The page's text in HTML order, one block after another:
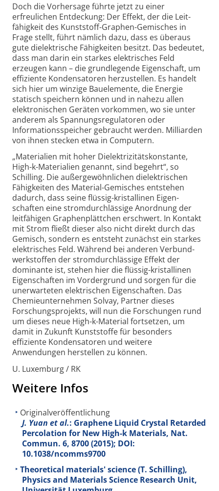
Doch die Vorhersage führte jetzt zu einer
erfreulichen Entdeckung: Der Effekt, der die Leit­
fähigkeit des Kunst­stoff-Graphen-Gemisches in
Frage stellt, führt nämlich dazu, dass es überaus
gute dielek­trische Fähig­keiten besitzt. Das bedeutet,
dass man darin ein starkes elektrisches Feld
erzeugen kann – die grund­legende Eigen­schaft, um
effiziente Konden­satoren herzustellen. Es handelt
sich hier um winzige Bauelemente, die Energie
statisch speichern können und in nahezu allen
elektro­nischen Geräten vorkommen, wo sie unter
anderem als Spannungs­regulatoren oder
Informations­speicher gebraucht werden. Milliarden
von ihnen stecken etwa in Computern.
„Materialien mit hoher Dielektrizitäts­konstante,
High-k-Materialien genannt, sind begehrt“, so
Schilling. Die außer­gewöhnlichen dielek­trischen
Fähig­keiten des Material-Gemisches entstehen
dadurch, dass seine flüssig-kristallinen Eigen­
schaften eine strom­durch­lässige Anordnung der
leit­fähigen Graphen­plättchen erschwert. In Kontakt
mit Strom fließt dieser also nicht direkt durch das
Gemisch, sondern es entsteht zunächst ein starkes
elektrisches Feld. Während bei anderen Verbund­
werk­stoffen der strom­durch­lässige Effekt der
dominante ist, stehen hier die flüssig-kristallinen
Eigen­schaften im Vorder­grund und sorgen für die
unerwarteten elektrischen Eigen­schaften. Das
Chemie­unternehmen Solvay, Partner dieses
Forschungs­projekts, will nun die Forschungen rund
um dieses neue High-k-Material fortsetzen, um
damit in Zukunft Kunst­stoffe für besonders
effiziente Konden­satoren und weitere
Anwendungen herstellen zu können.
U. Luxemburg / RK
Weitere Infos
Originalveröffentlichung
J. Yuan et al.: Graphene Liquid Crystal Retarded
Percolation for New High-k Materials, Nat.
Commun. 6, 8700 (2015); DOI:
10.1038/ncomms9700
Theoretical materials' science (T. Schilling),
Physics and Materials Science Research Unit,